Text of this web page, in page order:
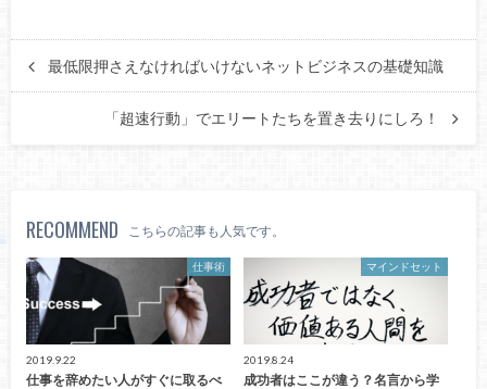
最低限押さえなければいけないネットビジネスの基礎知識
「超速行動」でエリートたちを置き去りにしろ！
RECOMMEND こちらの記事も人気です。
仕事術
2019.9.22
仕事を辞めたい人がすぐに取るべ
マインドセット
2019.8.24
成功者はここが違う？名言から学